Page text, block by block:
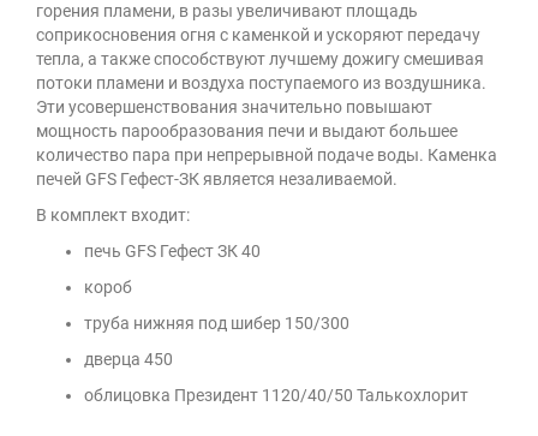
горения пламени, в разы увеличивают площадь
соприкосновения огня с каменкой и ускоряют передачу
тепла, а также способствуют лучшему дожигу смешивая
потоки пламени и воздуха поступаемого из воздушника.
Эти усовершенствования значительно повышают
мощность парообразования печи и выдают большее
количество пара при непрерывной подаче воды. Каменка
печей GFS Гефест-ЗК является незаливаемой.
В комплект входит:
печь GFS Гефест ЗК 40
короб
труба нижняя под шибер 150/300
дверца 450
облицовка Президент 1120/40/50 Талькохлорит